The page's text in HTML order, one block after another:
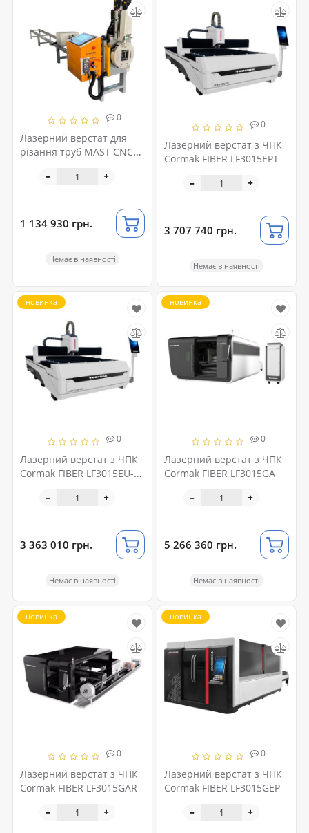
0
Лазерний верстат для
різання труб MAST CNC
1 134 930 грн.
Немає в наявності
0
Лазерний верстат з ЧПК
Cormak FIBER LF3015EPT
3 707 740 грн.
Немає в наявності
0
Лазерний верстат з ЧПК
Cormak FIBER LF3015EU-
новинка
3 363 010 грн.
Немає в наявності
0
Лазерний верстат з ЧПК
Cormak FIBER LF3015GA
новинка
5 266 360 грн.
Немає в наявності
0
Лазерний верстат з ЧПК
Cormak FIBER LF3015GAR
новинка
0
Лазерний верстат з ЧПК
Cormak FIBER LF3015GEP
новинка